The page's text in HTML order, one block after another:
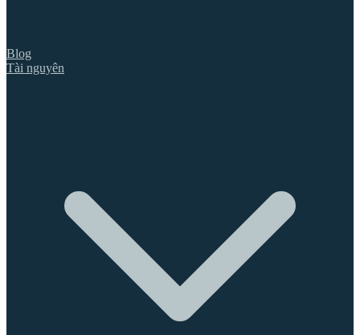
Blog
Tài nguyên